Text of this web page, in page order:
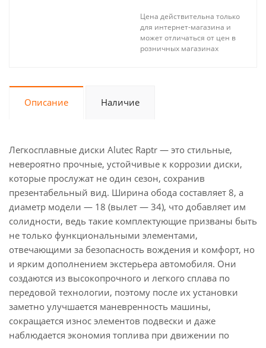
Цена действительна только
для интернет-магазина и
может отличаться от цен в
розничных магазинах
Описание Наличие
Легкосплавные диски Alutec Raptr — это стильные,
невероятно прочные, устойчивые к коррозии диски,
которые прослужат не один сезон, сохранив
презентабельный вид. Ширина обода составляет 8, а
диаметр модели — 18 (вылет — 34), что добавляет им
солидности, ведь такие комплектующие призваны быть
не только функциональными элементами,
отвечающими за безопасность вождения и комфорт, но
и ярким дополнением экстерьера автомобиля. Они
создаются из высокопрочного и легкого сплава по
передовой технологии, поэтому после их установки
заметно улучшается маневренность машины,
сокращается износ элементов подвески и даже
наблюдается экономия топлива при движении по